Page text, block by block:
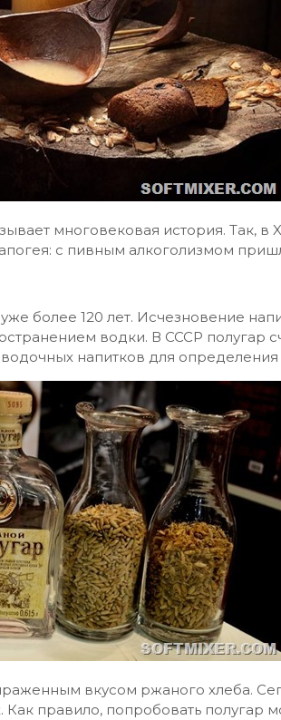
многовековая история. Так, в
с пивным алкоголизмом
более 120 лет. Исчезновение
водки. В СССР полугар
напитков для определения
вкусом ржаного хлеба.
Как правило, попробовать полугар